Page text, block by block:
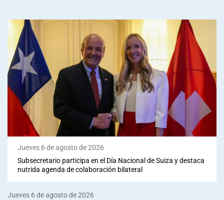
Jueves 6 de agosto de 2026
Subsecretario participa en el Día Nacional de Suiza y destaca
nutrida agenda de colaboración bilateral
Jueves 6 de agosto de 2026